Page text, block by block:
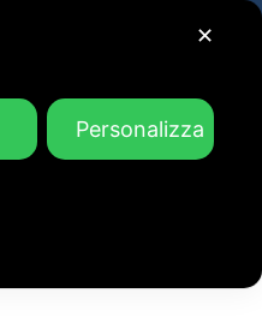
✕
Personalizza